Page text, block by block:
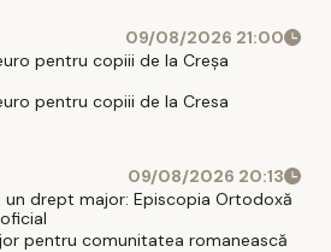
09/08/2026 21:00
pentru copiii de la Creșa
pentru copiii de la Cresa
09/08/2026 20:13
un drept major: Episcopia Ortodoxă
pentru comunitatea romanească